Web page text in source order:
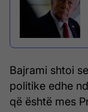
Bajrami shtoi
politike edhe
që është mes